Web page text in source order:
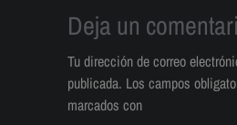
Deja un
Tu dirección de correo
publicada. Los campos
marcados con